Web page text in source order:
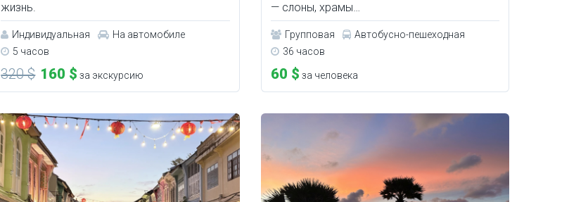
жизнь.
Индивидуальная
На автомобиле
5 часов
320 $ 160 $ за экскурсию
— слоны, храмы…
Групповая
Автобусно-пешеходная
36 часов
60 $ за человека